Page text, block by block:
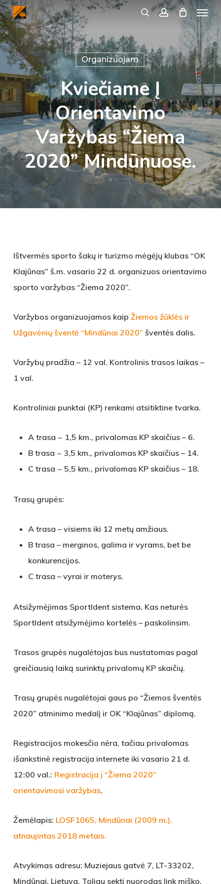
Skip
to
main
content
account
Menu
Organizuojam
Kviečiame Į
Orientavimo
Varžybas “Žiema
2020” Mindūnuose.
Ištvermės sporto šakų ir turizmo mėgėjų klubas “OK
Klajūnas” š.m. vasario 22 d. organizuos orientavimo
sporto varžybas “Žiema 2020”.
Varžybos organizuojamos kaip Žiemos žūklės ir
Užgavėnių šventė “Mindūnai 2020” šventės dalis.
Varžybų pradžia – 12 val. Kontrolinis trasos laikas –
1 val.
Kontroliniai punktai (KP) renkami atsitiktine tvarka.
A trasa ~ 1,5 km., privalomas KP skaičius – 6.
B trasa ~ 3,5 km., privalomas KP skaičius – 14.
C trasa ~ 5,5 km., privalomas KP skaičius – 18.
Trasų grupės:
A trasa – visiems iki 12 metų amžiaus.
B trasa – merginos, galima ir vyrams, bet be
konkurencijos.
C trasa – vyrai ir moterys.
Atsižymėjimas SportIdent sistema. Kas neturės
SportIdent atsižymėjimo kortelės – paskolinsim.
Trasos grupės nugalėtojas bus nustatomas pagal
greičiausią laiką surinktų privalomų KP skaičių.
Trasų grupės nugalėtojai gaus po “Žiemos šventės
2020” atminimo medalį ir OK “Klajūnas” diplomą.
Registracijos mokesčio nėra, tačiau privalomas
išankstinė registracija internete iki vasario 21 d.
12:00 val.: Registracija į “Žiema 2020”
orientavimosi varžybas.
Žemėlapis: LOSF1065, Mindūnai (2009 m.),
atnaujintas 2018 metais.
Atvykimas adresu: Muziejaus gatvė 7, LT-33202,
Mindūnai, Lietuva. Toliau sekti nuorodas link miško.